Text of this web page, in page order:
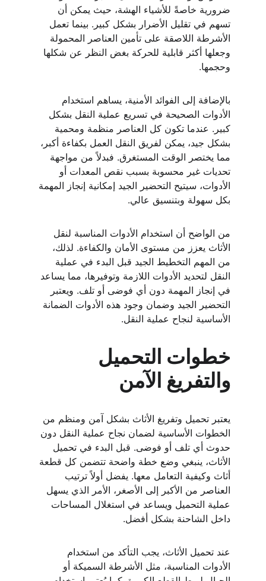
ضرورية خاصةً للأشياء الهشة، حيث يمكن أن
تسهم في تقليل الأضرار بشكل كبير. بينما تعمل
الأشرطة اللاصقة على تأمين العناصر المحمولة
وجعلها أكثر قابلية للحركة بغض النظر عن شكلها
وحجمها.
بالإضافة إلى الفوائد الأمنية، يساهم استخدام
الأدوات الصحيحة في تسريع عملية النقل بشكل
كبير. عندما تكون كل العناصر منظمة ومحمية
بشكل جيد، يمكن لفريق النقل العمل بكفاءة أكبر،
مما يختصر الوقت المستغرق. فبدلاً من مواجهة
تحديات غير محسوبة بسبب نقص المعدات أو
الأدوات، سيتيح التحضير الجيد إمكانية إنجاز المهمة
بكل سهولة وبتنسيق عالي.
من الواضح أن استخدام الأدوات المناسبة لنقل
الأثاث يعزز من مستوى الأمان والكفاءة. لذلك،
من المهم التخطيط الجيد قبل البدء في عملية
النقل لتحديد الأدوات اللازمة وتوفيرها، مما يساعد
في إنجاز المهمة دون أي فوضى أو تلف. ويعتبر
التحضير الجيد وضمان وجود هذه الأدوات الضمانة
الأساسية لنجاح عملية النقل.
خطوات التحميل
والتفريغ الآمن
يعتبر تحميل وتفريغ الأثاث بشكل آمن ومنظم من
الخطوات الأساسية لضمان نجاح عملية النقل دون
حدوث أي تلف أو فوضى. قبل البدء في تحميل
الأثاث، ينبغي وضع خطة واضحة تتضمن كل قطعة
أثاث وكيفية التعامل معها. يفضل أولاً ترتيب
العناصر من الأكبر إلى الأصغر، الأمر الذي يسهل
عملية التحميل ويساعد في استغلال المساحات
داخل الشاحنة بشكل أفضل.
عند تحميل الأثاث، يجب التأكد من استخدام
الأدوات المناسبة، مثل الأشرطة السميكة أو